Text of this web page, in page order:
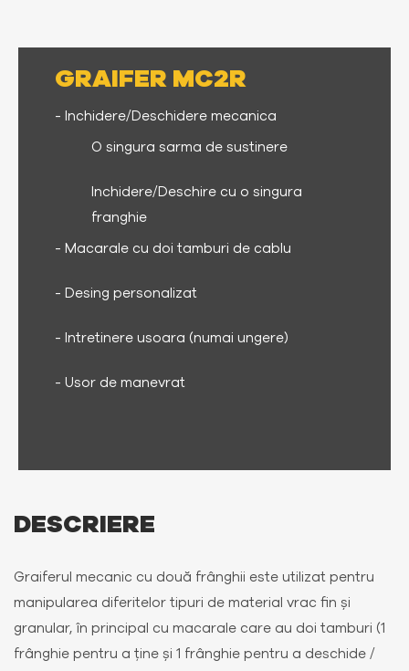
GRAIFER MC2R
- Inchidere/Deschidere mecanica
O singura sarma de sustinere
Inchidere/Deschire cu o singura
franghie
- Macarale cu doi tamburi de cablu
- Desing personalizat
- Intretinere usoara (numai ungere)
- Usor de manevrat
DESCRIERE
Graiferul mecanic cu două frânghii este utilizat pentru
manipularea diferitelor tipuri de material vrac fin și
granular, în principal cu macarale care au doi tamburi (1
frânghie pentru a ține și 1 frânghie pentru a deschide /